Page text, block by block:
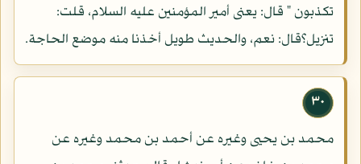
تكذبون " قال: يعنى أمير المؤمنين عليه السلام، قلت:
تنزيل؟قال: نعم، والحديث طويل أخذنا منه موضع الحاجة.
٣٠
محمد بن يحيى وغيره عن أحمد بن محمد وغيره عن